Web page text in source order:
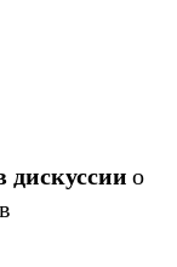
дискуссии о